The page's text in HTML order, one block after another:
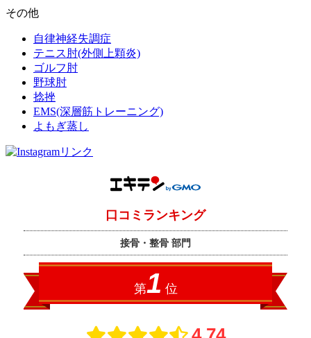
その他
自律神経失調症
テニス肘(外側上顆炎)
ゴルフ肘
野球肘
捻挫
EMS(深層筋トレーニング)
よもぎ蒸し